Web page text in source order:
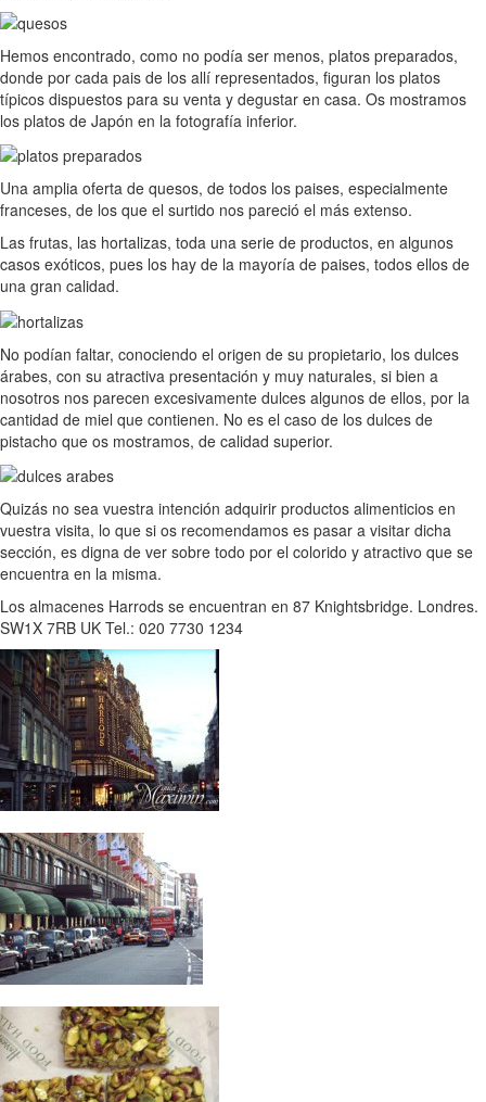
Hemos encontrado, como no podía ser menos, platos preparados,
donde por cada pais de los allí representados, figuran los platos
típicos dispuestos para su venta y degustar en casa. Os mostramos
los platos de Japón en la fotografía inferior.
Una amplia oferta de quesos, de todos los paises, especialmente
franceses, de los que el surtido nos pareció el más extenso.
Las frutas, las hortalizas, toda una serie de productos, en algunos
casos exóticos, pues los hay de la mayoría de paises, todos ellos de
una gran calidad.
No podían faltar, conociendo el origen de su propietario, los dulces
árabes, con su atractiva presentación y muy naturales, si bien a
nosotros nos parecen excesivamente dulces algunos de ellos, por la
cantidad de miel que contienen. No es el caso de los dulces de
pistacho que os mostramos, de calidad superior.
Quizás no sea vuestra intención adquirir productos alimenticios en
vuestra visita, lo que si os recomendamos es pasar a visitar dicha
sección, es digna de ver sobre todo por el colorido y atractivo que se
encuentra en la misma.
Los almacenes Harrods se encuentran en 87 Knightsbridge. Londres.
SW1X 7RB UK Tel.: 020 7730 1234